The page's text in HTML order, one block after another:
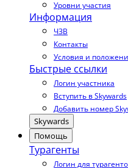
Уровни участия
Информация
ЧЗВ
Контакты
Условия и
Быстрые ссылки
Логин участника
Вступить в Skywards
Добавить номер
Skywards
Помощь
Турагенты
Логин для